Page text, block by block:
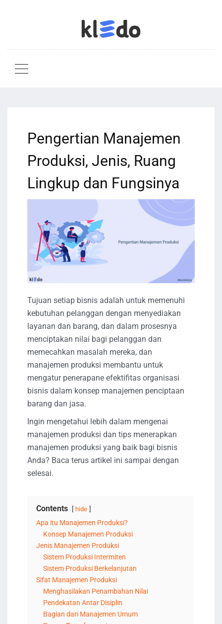
Pengertian Manajemen
Produksi, Jenis, Ruang
Lingkup dan Fungsinya
Tujuan setiap bisnis adalah untuk memenuhi
kebutuhan pelanggan dengan menyediakan
layanan dan barang, dan dalam prosesnya
menciptakan nilai bagi pelanggan dan
memecahkan masalah mereka, dan
manajemen produksi membantu untuk
mengatur penerapane efektifitas organisasi
bisnis dalam konsep manajemen penciptaan
barang dan jasa.
Ingin mengetahui lebih dalam mengenai
manajemen produksi dan tips menerapkan
manajemen produksi yang baik bagi bisnis
Anda? Baca terus artikel ini sampai dengan
selesai.
Contents hide
Apa itu Manajemen Produksi?
Konsep Manajemen Produksi
Jenis Manajemen Produksi
Sistem Produksi Intermiten
Sistem Produksi Berkelanjutan
Sifat Manajemen Produksi
Menghasilakan Penambahan Nilai
Pendekatan Antar Disiplin
Bagian dari Manajemen Umum